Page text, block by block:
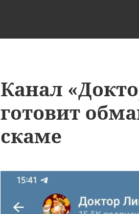
Канал
готовит
скаме